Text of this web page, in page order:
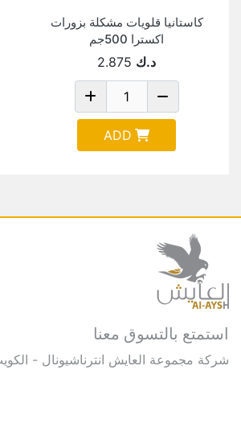
كاستانيا قلويات مشكلة بزورات
اكسترا 500جم
د.ك 2.875
ADD
استمتع بالتسوق معنا
شركة مجموعة العايش انترناشيونال -